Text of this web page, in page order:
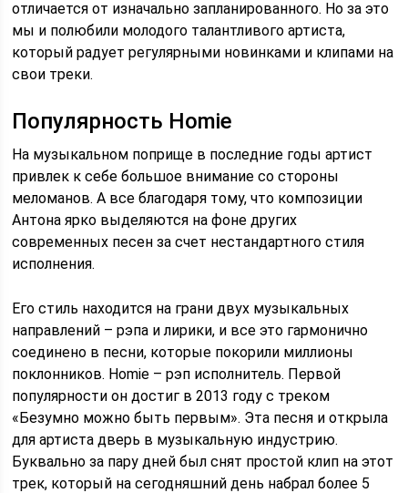
отличается от изначально запланированного. Но за это
мы и полюбили молодого талантливого артиста,
который радует регулярными новинками и клипами на
свои треки.
Популярность Homie
На музыкальном поприще в последние годы артист
привлек к себе большое внимание со стороны
меломанов. А все благодаря тому, что композиции
Антона ярко выделяются на фоне других
современных песен за счет нестандартного стиля
исполнения.
Его стиль находится на грани двух музыкальных
направлений – рэпа и лирики, и все это гармонично
соединено в песни, которые покорили миллионы
поклонников. Homie – рэп исполнитель. Первой
популярности он достиг в 2013 году с треком
«Безумно можно быть первым». Эта песня и открыла
для артиста дверь в музыкальную индустрию.
Буквально за пару дней был снят простой клип на этот
трек, который на сегодняшний день набрал более 5